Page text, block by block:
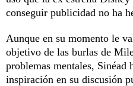
conseguir publicidad no ha
Aunque en su momento le
objetivo de las burlas de
problemas mentales, Sinéad
inspiración en su discusión